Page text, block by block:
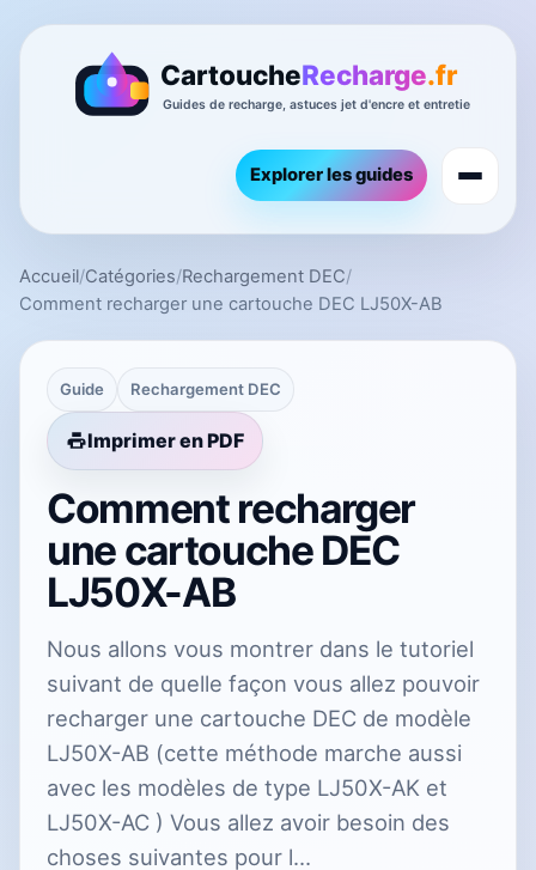
Explorer les guides
Accueil/Catégories/Rechargement DEC/
Comment recharger une cartouche DEC LJ50X-AB
Guide Rechargement DEC
Imprimer en PDF
Comment recharger
une cartouche DEC
LJ50X-AB
Nous allons vous montrer dans le tutoriel
suivant de quelle façon vous allez pouvoir
recharger une cartouche DEC de modèle
LJ50X-AB (cette méthode marche aussi
avec les modèles de type LJ50X-AK et
LJ50X-AC ) Vous allez avoir besoin des
choses suivantes pour l…